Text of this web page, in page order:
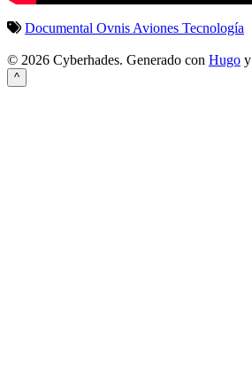
Documental Ovnis Aviones Tecnología
© 2026 Cyberhades. Generado con Hugo y
^